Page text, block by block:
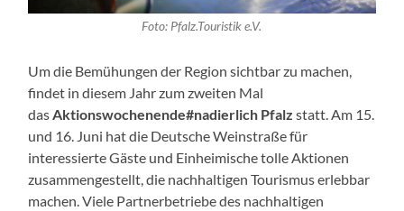
Foto: Pfalz.Touristik e.V.
Um die Bemühungen der Region sichtbar zu machen,
findet in diesem Jahr zum zweiten Mal
dasAktionswochenende#nadierlich Pfalz statt. Am 15.
und 16. Juni hat die Deutsche Weinstraße für
interessierte Gäste und Einheimische tolle Aktionen
zusammengestellt, die nachhaltigen Tourismus erlebbar
machen. Viele Partnerbetriebe des nachhaltigen